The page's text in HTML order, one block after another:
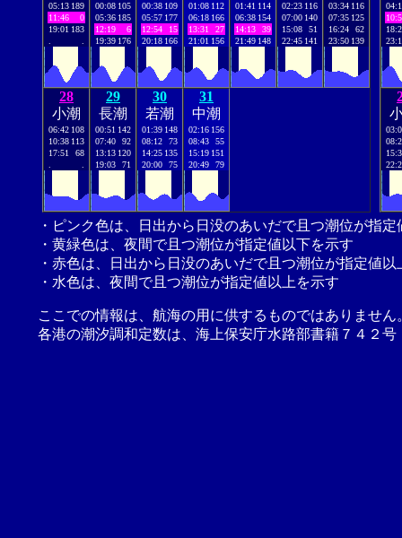
05:13 189
11:46
0
19:01 183
00:08 105
05:36 185
12:19
6
19:39 176
00:38 109
05:57 177
12:54
15
20:18 166
01:08 112
06:18 166
13:31
27
21:01 156
01:41 114
06:38 154
14:13
39
21:49 148
02:23 116
07:00 140
15:08
51
22:45 141
03:34 116
07:35 125
16:24
62
23:50 139
28
小潮
06:42 108
10:38 113
17:51
68
29
長潮
00:51 142
07:40
92
13:13 120
19:03
71
30
若潮
01:39 148
08:12
73
14:25 135
20:00
75
31
中潮
02:16 156
08:43
55
15:19 151
20:49
79
・ピンク色は、日出から日没のあいだで且つ潮位が指
・黄緑色は、夜間で且つ潮位が指定値以下を示す
・赤色は、日出から日没のあいだで且つ潮位が指定値以
・水色は、夜間で且つ潮位が指定値以上を示す
ここでの情報は、航海の用に供するものではありませ
各港の潮汐調和定数は、海上保安庁水路部書籍７４２